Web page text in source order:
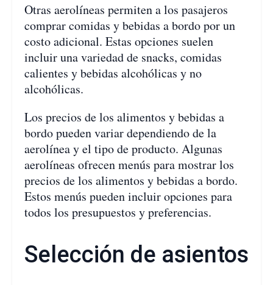
Otras aerolíneas permiten a los pasajeros
comprar comidas y bebidas a bordo por un
costo adicional. Estas opciones suelen
incluir una variedad de snacks, comidas
calientes y bebidas alcohólicas y no
alcohólicas.
Los precios de los alimentos y bebidas a
bordo pueden variar dependiendo de la
aerolínea y el tipo de producto. Algunas
aerolíneas ofrecen menús para mostrar los
precios de los alimentos y bebidas a bordo.
Estos menús pueden incluir opciones para
todos los presupuestos y preferencias.
Selección de asientos